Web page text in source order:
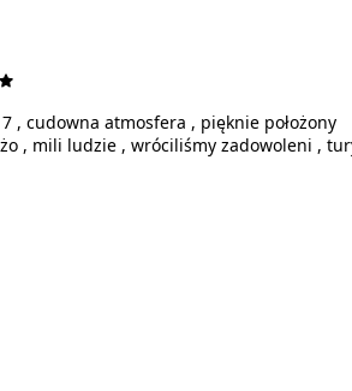
, cudowna atmosfera , pięknie położony
, mili ludzie , wróciliśmy zadowoleni ,